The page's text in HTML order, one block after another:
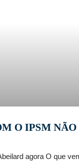
O IPSM NÃO
agora O que